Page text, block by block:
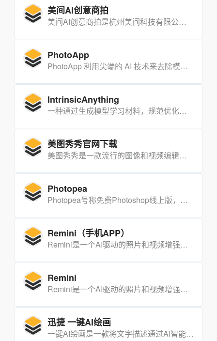
美间AI创意商拍
美间AI创意商拍是杭州美间科技有限公司旗下的一个电商平台，专注于提供AI电商设计服务，包括电商主图头图一键生成、电商模板在线设计以及电商素材免费下载等。
PhotoApp
PhotoApp 利用尖端的 AI 技术来去除模糊、恢复和增强您选择的任何照片。只需单击一下，即可恢复并将旧照片或低质量照片升级为高清质量。
IntrinsicAnything
一种通过生成模型学习材料，规范优化过程的方法，以提高在未知静态照明条件下拍摄的姿势图像中恢复物体材质的准确性。
美图秀秀官网下载
美图秀秀是一款流行的图像和视频编辑应用程序。
Photopea
Photopea号称免费Photoshop线上版，它的操作界面和Photoshop看起来很像，但不需要额外下载、安装软件，只要通过浏览器打开Photopea就能使用。
Remini（手机APP）
Remini是一个AI驱动的照片和视频增强工具，旨在通过先进的技术提升视觉内容的质量。这是手机版下载地址，支持谷歌和苹果商店下载。【需要科学上网】
Remini
Remini是一个AI驱动的照片和视频增强工具，旨在通过先进的技术提升视觉内容的质量。【需要科学上网】
迅捷 一键AI绘画
一键AI绘画是一款将文字描述通过AI智能一键生成为图像画面的图片软件,根据不同的文字描述可以生成风格迥异的图片内容,并且附带了智能抠图、老照片修复和图片编辑助手等实用功能。